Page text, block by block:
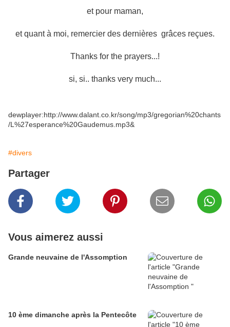
et pour maman,
et quant à moi, remercier des dernières grâces reçues.
Thanks for the prayers...!
si, si.. thanks very much...
dewplayer:http://www.dalant.co.kr/song/mp3/gregorian%20chants
/L%27esperance%20Gaudemus.mp3&
#divers
Partager
Vous aimerez aussi
Grande neuvaine de l'Assomption
10 ème dimanche après la Pentecôte